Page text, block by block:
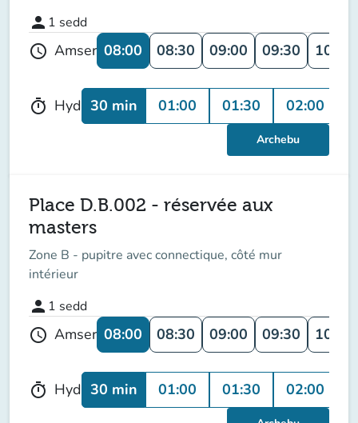
person 1 sedd
schedule Amser 08:00 08:30 09:00 09:30 10:00
timer Hyd 30 min 01:00 01:30 02:00
Archebu
Place D.B.002 - réservée aux
masters
Zone B - pupitre avec connectique, côté mur
intérieur
person 1 sedd
schedule Amser 08:00 08:30 09:00 09:30 10:00
timer Hyd 30 min 01:00 01:30 02:00